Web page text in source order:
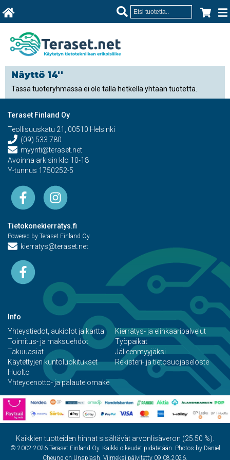
Näyttö 14''
Tässä tuoteryhmässä ei ole tällä hetkellä yhtään tuotetta.
Teraset Finland Oy
Teollisuuskatu 21, 00510 Helsinki
(09) 533 780
myynti@teraset.net
Avoinna arkisin klo 10-18
Y-tunnus 1750252-5
Tietokonekierrätys.fi
Powered by Teraset Finland Oy
kierratys@teraset.net
Info
Yhteystiedot, aukiolot ja kartta
Toimitus- ja maksuehdot
Takuuasiat
Käytettyjen kuntoluokitukset
Huolto
Yhteydenotto- ja palautelomake
Kierrätys- ja elinkaaripalvelut
Työpaikat
Jälleenmyyjäksi
Rekisteri- ja tietosuojaseloste
Kaikkien tuotteiden hinnat sisältävät arvonlisäveron (25.50 %).
© 2002-2026 Teraset Finland Oy. Kaikki oikeudet pidätetään. Photos by Daniel
Cheung on Unsplash. Viimeksi päivitetty 09.08.2026.